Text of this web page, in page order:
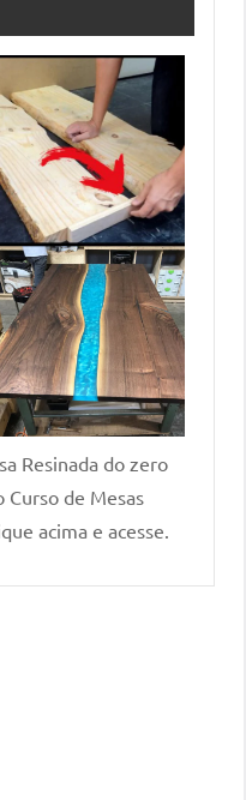
Resinada do zero
Curso de Mesas
acima e acesse.